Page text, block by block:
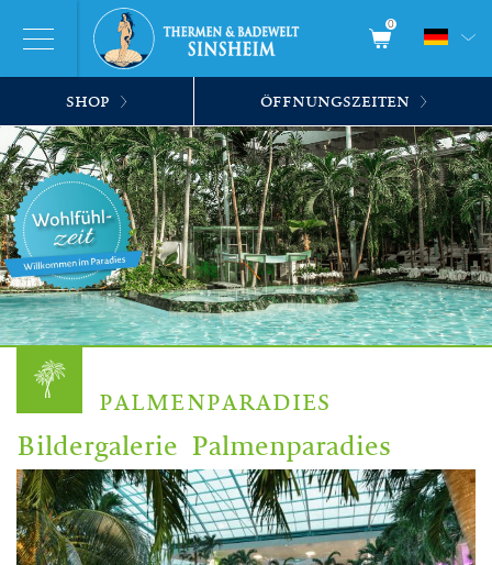
SHOP ÖFFNUNGSZEITEN
0
PALMENPARADIES
Bildergalerie Palmenparadies